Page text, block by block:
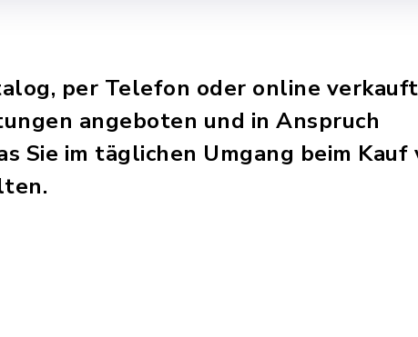
per Telefon oder online
angeboten und in Anspruch
Sie im täglichen Umgang beim Kauf